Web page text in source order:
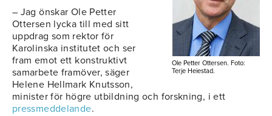
Ole Petter Ottersen. Foto:
Terje Heiestad.
– Jag önskar Ole Petter
Ottersen lycka till med sitt
uppdrag som rektor för
Karolinska institutet och ser
fram emot ett konstruktivt
samarbete framöver, säger
Helene Hellmark Knutsson,
minister för högre utbildning och forskning, i ett
pressmeddelande.